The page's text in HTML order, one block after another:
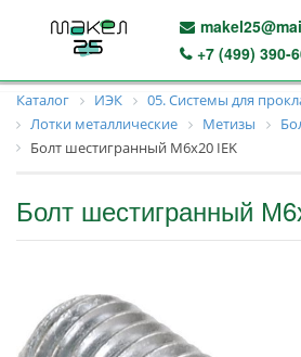
+7 (499) 390-
Каталог ИЭК
05. Системы для
Лотки металлические
Метизы
Болт шестигранный М6х20 IEK
Болт шестигранный